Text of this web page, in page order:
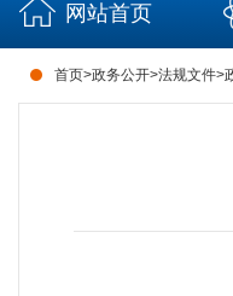
网站首页
首页>政务公开>法规文件>